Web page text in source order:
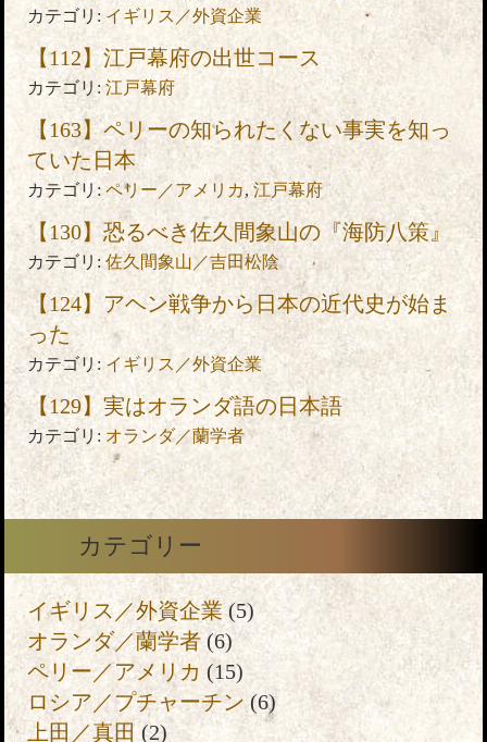
カテゴリ: イギリス／外資企業
【112】江戸幕府の出世コース
カテゴリ:江戸幕府
【163】ペリーの知られたくない事実を知っ
ていた日本
カテゴリ: ペリー／アメリカ,江戸幕府
【130】恐るべき佐久間象山の『海防八策』
カテゴリ: 佐久間象山／吉田松陰
【124】アヘン戦争から日本の近代史が始ま
った
カテゴリ: イギリス／外資企業
【129】実はオランダ語の日本語
カテゴリ: オランダ／蘭学者
カテゴリー
イギリス／外資企業(5)
オランダ／蘭学者(6)
ペリー／アメリカ (15)
ロシア／プチャーチン(6)
上田／真田(2)